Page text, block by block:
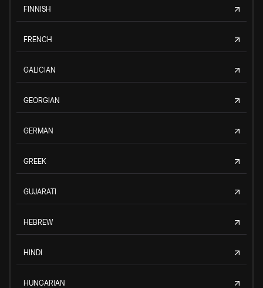
FINNISH
FRENCH
GALICIAN
GEORGIAN
GERMAN
GREEK
GUJARATI
HEBREW
HINDI
HUNGARIAN